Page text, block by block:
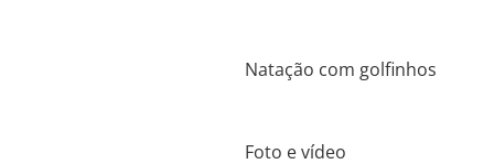
Natação com golfinhos
Foto e vídeo